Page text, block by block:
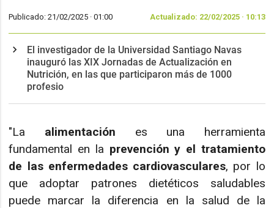
Publicado: 21/02/2025 ·01:00 Actualizado: 22/02/2025 · 10:13
El investigador de la Universidad Santiago Navas
inauguró las XIX Jornadas de Actualización en
Nutrición, en las que participaron más de 1000
profesio
"La alimentación es una herramienta
fundamental en la prevención y el tratamiento
de las enfermedades cardiovasculares, por lo
que adoptar patrones dietéticos saludables
puede marcar la diferencia en la salud de la